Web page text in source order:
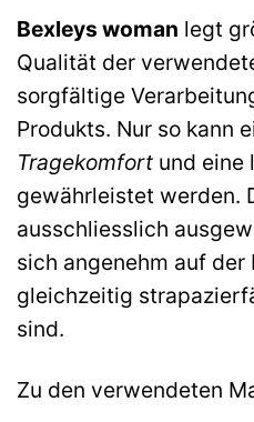
Bexleys woman legt
Qualität der
sorgfältige
Produkts. Nur so kann
Tragekomfort und eine
gewährleistet werden.
ausschliesslich
sich angenehm auf der
gleichzeitig
sind.
Zu den verwendeten